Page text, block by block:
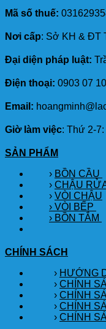
Mã số thuế:
Nơi cấp: Sở KH & ĐT
Đại diện pháp luật:
Điện thoại: 0903 07
Email:
Giờ làm việc: Thứ 2-
SẢN PHẨM
› BỒN CẦU
› CHẬU
› VÒI CHẬU
› VÒI BẾP
› BỒN TẮM
CHÍNH SÁCH
› HƯỚNG
› CHÍNH
› CHÍNH
› CHÍNH
› CHÍNH